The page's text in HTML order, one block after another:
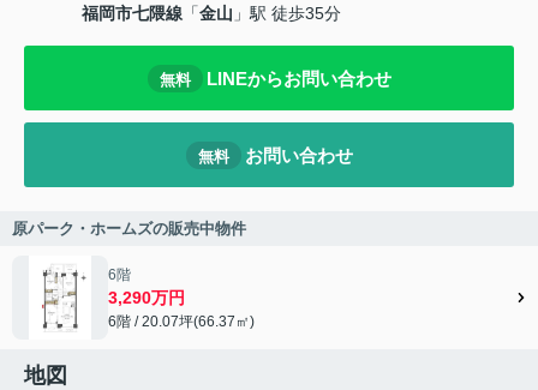
福岡市七隈線 「金山 」駅 徒歩35分
無料 LINEからお問い合わせ
無料 お問い合わせ
原パーク・ホームズの販売中物件
6階
3,290万円
6階 / 20.07坪(66.37㎡)
地図